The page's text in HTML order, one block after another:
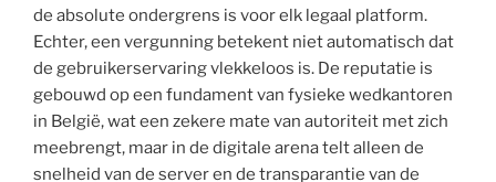
de absolute ondergrens is voor elk legaal platform.
Echter, een vergunning betekent niet automatisch dat
de gebruikerservaring vlekkeloos is. De reputatie is
gebouwd op een fundament van fysieke wedkantoren
in België, wat een zekere mate van autoriteit met zich
meebrengt, maar in de digitale arena telt alleen de
snelheid van de server en de transparantie van de